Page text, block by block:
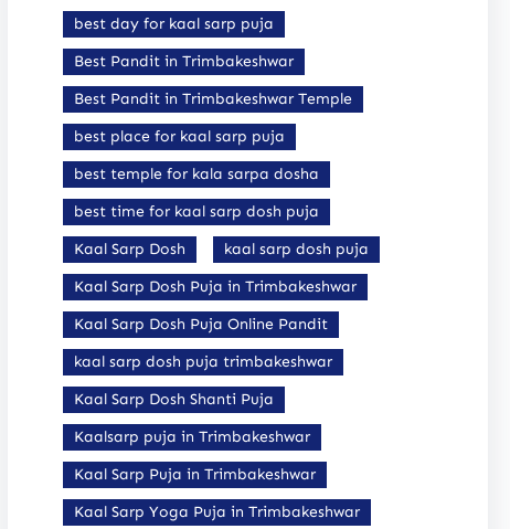
best day for kaal sarp puja
Best Pandit in Trimbakeshwar
Best Pandit in Trimbakeshwar Temple
best place for kaal sarp puja
best temple for kala sarpa dosha
best time for kaal sarp dosh puja
Kaal Sarp Dosh
kaal sarp dosh puja
Kaal Sarp Dosh Puja in Trimbakeshwar
Kaal Sarp Dosh Puja Online Pandit
kaal sarp dosh puja trimbakeshwar
Kaal Sarp Dosh Shanti Puja
Kaalsarp puja in Trimbakeshwar
Kaal Sarp Puja in Trimbakeshwar
Kaal Sarp Yoga Puja in Trimbakeshwar